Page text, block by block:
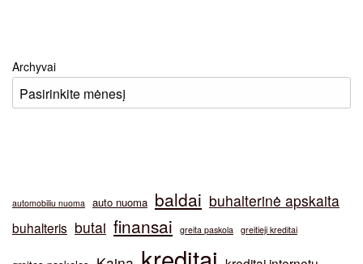
Archyvai
automobiliu nuoma auto nuoma baldai buhalterinė apskaita
buhalteris butai finansai greita paskola greitieji kreditai